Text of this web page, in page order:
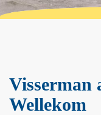
Visserman
Wellekom